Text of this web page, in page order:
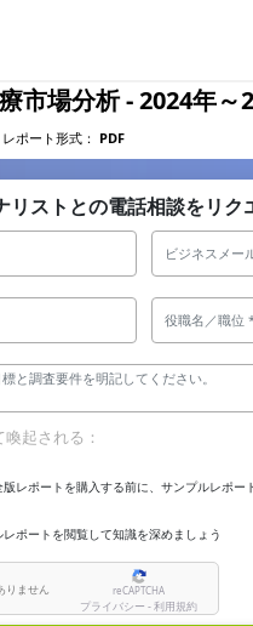
市場分析 - 2024年～
レポート形式： PDF
リストとの電話相談をリク
起される：
レポートを購入する前に、サンプルレポー
ポートを閲覧して知識を深めましょう
りません reCAPTCHA
プライバシー - 利用規約